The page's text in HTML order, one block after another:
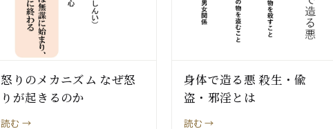
怒りのメカニズム なぜ怒
りが起きるのか
読む →
身体で造る悪 殺生・偸
盗・邪淫とは
読む →